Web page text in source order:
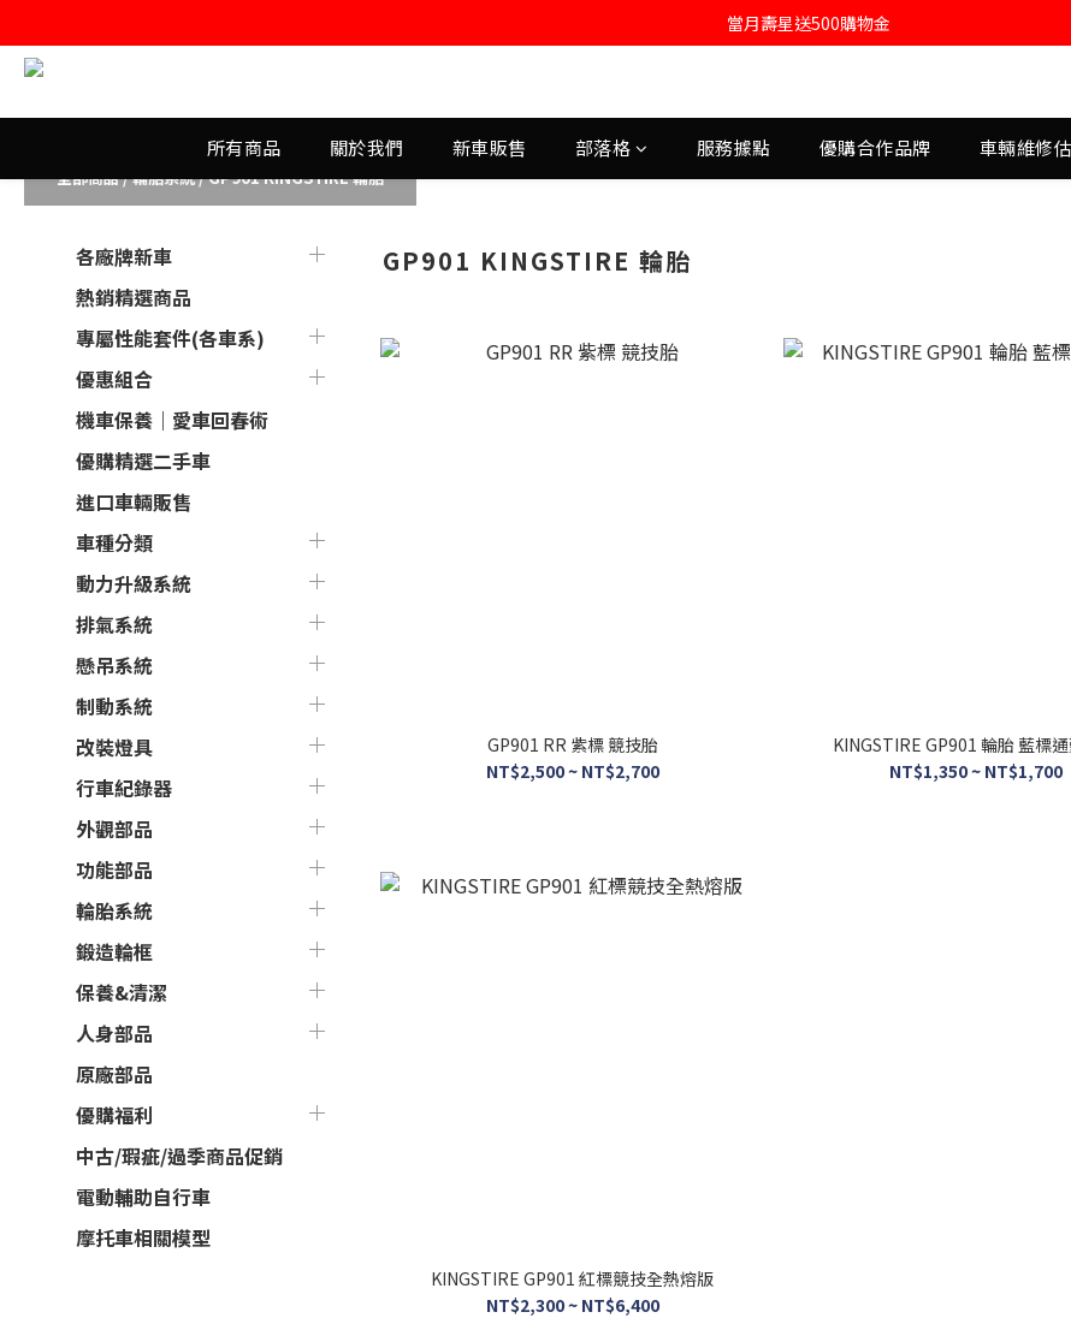
註冊會員即送購物金100
當月壽星送500購物金
所有商品 關於我們 新車販售 部落格 服務據點 優購合作品牌 車輛維修
全部商品/輪胎系統/GP901 KINGSTIRE 輪胎
各廠牌新車
熱銷精選商品
專屬性能套件(各車系)
優惠組合
機車保養｜愛車回春術
優購精選二手車
進口車輛販售
車種分類
動力升級系統
排氣系統
懸吊系統
制動系統
改裝燈具
行車紀錄器
外觀部品
功能部品
輪胎系統
鍛造輪框
保養&清潔
人身部品
原廠部品
優購福利
中古/瑕疵/過季商品促銷
電動輔助自行車
摩托車相關模型
GP901 KINGSTIRE 輪胎
GP901 RR 紫標 競技胎
NT$2,500 ~ NT$2,700
KINGSTIRE GP901 輪胎 藍標
NT$1,350 ~ NT$1,700
KINGSTIRE GP901 紅標競技全熱熔版
NT$2,300 ~ NT$6,400